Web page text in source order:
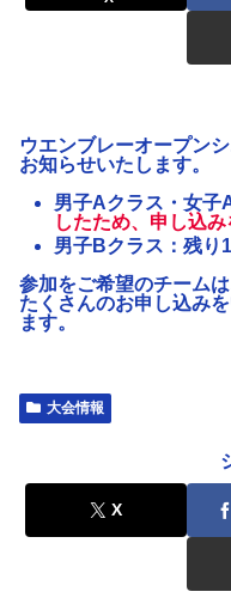
ウエンブレーオープン
お知らせいたします。
男子Aクラス・女子
したため、申し込み
男子Bクラス ：残り
参加をご希望のチーム
たくさんのお申し込み
ます。
大会情報
X